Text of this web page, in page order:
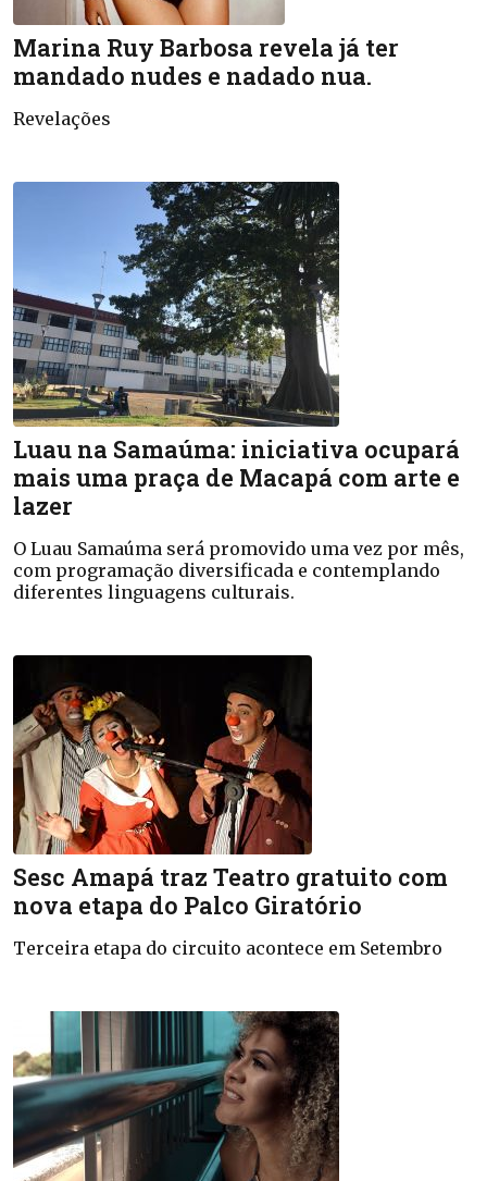
Marina Ruy Barbosa revela já ter
mandado nudes e nadado nua.
Revelações
Luau na Samaúma: iniciativa ocupará
mais uma praça de Macapá com arte e
lazer
O Luau Samaúma será promovido uma vez por mês,
com programação diversificada e contemplando
diferentes linguagens culturais.
Sesc Amapá traz Teatro gratuito com
nova etapa do Palco Giratório
Terceira etapa do circuito acontece em Setembro